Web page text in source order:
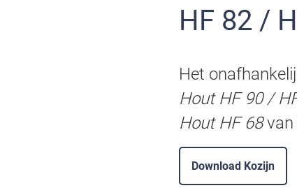
HF 82 /
Het
Hout HF 90 /
Hout HF 68van
Download Kozijn